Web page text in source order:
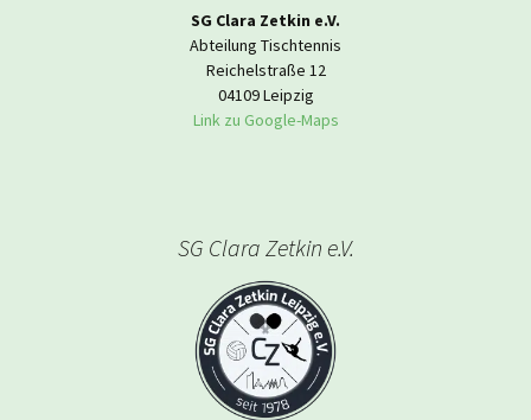
SG Clara Zetkin e.V.
Abteilung Tischtennis
Reichelstraße 12
04109 Leipzig
Link zu Google-Maps
SG Clara Zetkin e.V.